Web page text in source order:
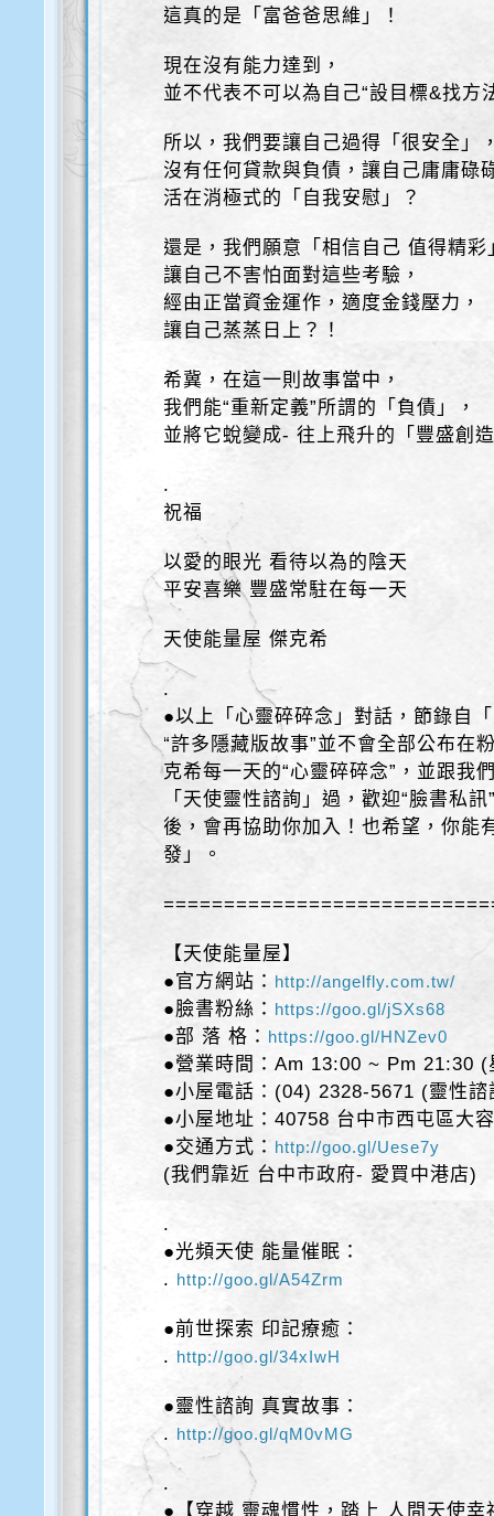
這真的是「富爸爸思維」！
現在沒有能力達到，
並不代表不可以為自己“設目標&找方
所以，我們要讓自己過得「很安全」
沒有任何貸款與負債，讓自己庸庸碌
活在消極式的「自我安慰」？
還是，我們願意「相信自己 值得精彩
讓自己不害怕面對這些考驗，
經由正當資金運作，適度金錢壓力，
讓自己蒸蒸日上？！
希冀，在這一則故事當中，
我們能“重新定義”所謂的「負債」，
並將它蛻變成- 往上飛升的「豐盛創
.
祝福
以愛的眼光 看待以為的陰天
平安喜樂 豐盛常駐在每一天
天使能量屋 傑克希
.
●以上「心靈碎碎念」對話，節錄自
“許多隱藏版故事”並不會全部公布在
克希每一天的“心靈碎碎念”，並跟我
「天使靈性諮詢」過，歡迎“臉書私
後，會再協助你加入！也希望，你能
發」。
【天使能量屋】
●官方網站： http://angelfly.com.tw/
●臉書粉絲： https://goo.gl/jSXs68
●部 落 格： https://goo.gl/HNZev0
●營業時間：Am 13:00 ~ Pm 21:30 (
●小屋電話：(04) 2328-5671 (靈性
●小屋地址：40758 台中市西屯區大
●交通方式： http://goo.gl/Uese7y
(我們靠近 台中市政府- 愛買中港店)
.
●光頻天使 能量催眠：
. http://goo.gl/A54Zrm
●前世探索 印記療癒：
. http://goo.gl/34xIwH
●靈性諮詢 真實故事：
. http://goo.gl/qM0vMG
.
●【穿越 靈魂慣性，踏上 人間天使幸